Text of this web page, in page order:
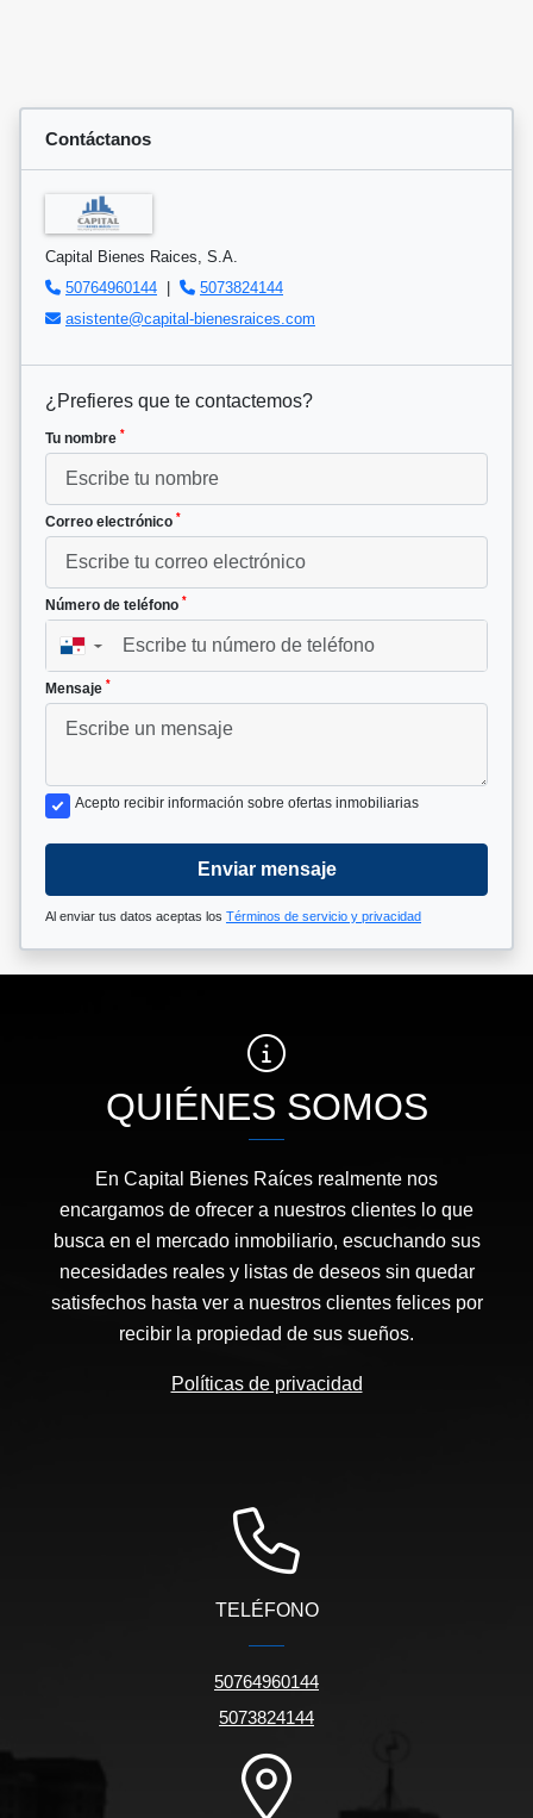
Contáctanos
Capital Bienes Raices, S.A.
50764960144 |
5073824144
asistente@capital-bienesraices.com
¿Prefieres que te contactemos?
Tu nombre *
Correo electrónico *
Número de teléfono *
▼
Mensaje *
Acepto recibir información sobre ofertas inmobiliarias
Enviar mensaje
Al enviar tus datos aceptas los Términos de servicio y privacidad
QUIÉNES SOMOS
En Capital Bienes Raíces realmente nos
encargamos de ofrecer a nuestros clientes lo que
busca en el mercado inmobiliario, escuchando sus
necesidades reales y listas de deseos sin quedar
satisfechos hasta ver a nuestros clientes felices por
recibir la propiedad de sus sueños.
Políticas de privacidad
TELÉFONO
50764960144
5073824144